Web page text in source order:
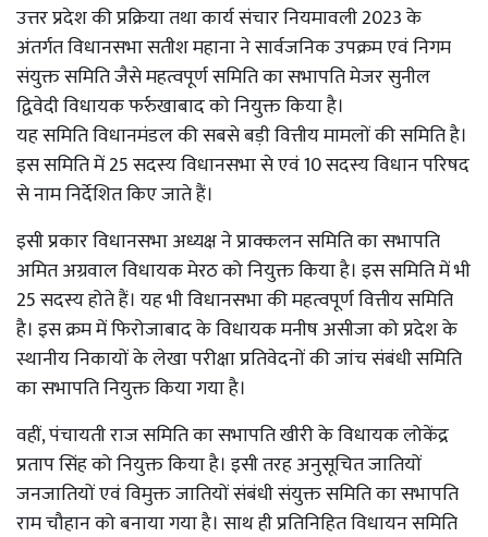
उत्तर प्रदेश की प्रक्रिया तथा कार्य संचार नियमावली 2023 के
अंतर्गत विधानसभा सतीश महाना ने सार्वजनिक उपक्रम एवं निगम
संयुक्त समिति जैसे महत्वपूर्ण समिति का सभापति मेजर सुनील
द्विवेदी विधायक फर्रुखाबाद को नियुक्त किया है।
यह समिति विधानमंडल की सबसे बड़ी वित्तीय मामलों की समिति है।
इस समिति में 25 सदस्य विधानसभा से एवं 10 सदस्य विधान परिषद
से नाम निर्देशित किए जाते हैं।
इसी प्रकार विधानसभा अध्यक्ष ने प्राक्कलन समिति का सभापति
अमित अग्रवाल विधायक मेरठ को नियुक्त किया है। इस समिति में भी
25 सदस्य होते हैं। यह भी विधानसभा की महत्वपूर्ण वित्तीय समिति
है। इस क्रम में फिरोजाबाद के विधायक मनीष असीजा को प्रदेश के
स्थानीय निकायों के लेखा परीक्षा प्रतिवेदनों की जांच संबंधी समिति
का सभापति नियुक्त किया गया है।
वहीं, पंचायती राज समिति का सभापति खीरी के विधायक लोकेंद्र
प्रताप सिंह को नियुक्त किया है। इसी तरह अनुसूचित जातियों
जनजातियों एवं विमुक्त जातियों संबंधी संयुक्त समिति का सभापति
राम चौहान को बनाया गया है। साथ ही प्रतिनिहित विधायन समिति